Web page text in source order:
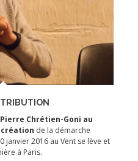
Chrétien-Goni au
de la démarche
janvier 2016 au Vent se lève et
à Paris.